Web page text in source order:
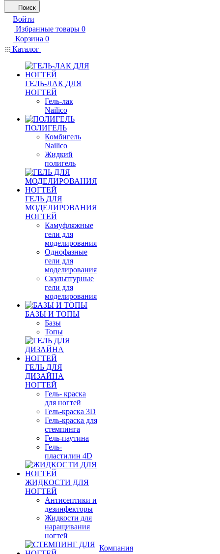
Поиск
Войти
Избранные товары 0
Корзина 0
Каталог
ГЕЛЬ-ЛАК ДЛЯ
НОГТЕЙ
Гель-лак
Nailico
ПОЛИГЕЛЬ
Комбигель
Nailico
Жидкий
полигель
ГЕЛЬ ДЛЯ
МОДЕЛИРОВАНИЯ
НОГТЕЙ
Камуфляжные
гели для
моделирования
Однофазные
гели для
моделирования
Скульптурные
гели для
моделирования
БАЗЫ И ТОПЫ
Базы
Топы
ГЕЛЬ ДЛЯ
ДИЗАЙНА
НОГТЕЙ
Гель- краска
для ногтей
Гель-краска 3D
Гель-краска для
стемпинга
Гель-паутина
Гель-
пластилин 4D
ЖИДКОСТИ ДЛЯ
НОГТЕЙ
Антисептики и
дезинфекторы
Жидкости для
наращивания
ногтей
Компания